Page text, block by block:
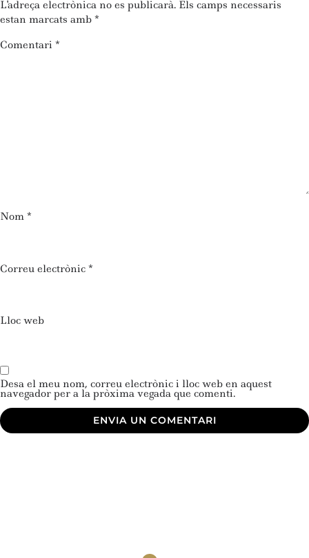
L'adreça electrònica no es publicarà. Els camps necessaris
estan marcats amb *
Comentari *
Nom *
Correu electrònic *
Lloc web
Desa el meu nom, correu electrònic i lloc web en aquest
navegador per a la pròxima vegada que comenti.